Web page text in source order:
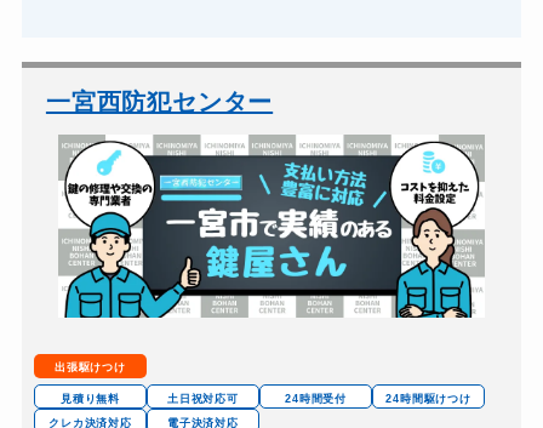
一宮西防犯センター
出張駆けつけ
見積り無料 土日祝対応可 24時間受付
24時間駆けつけ
クレカ決済対応
電子決済対応